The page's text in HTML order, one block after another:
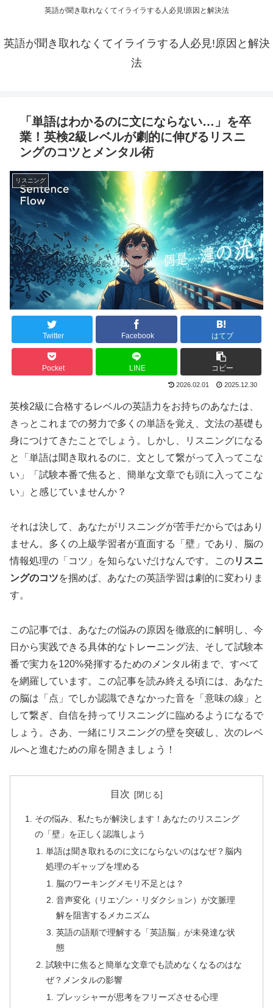
英語が聞き取れなくてイライラする人必見!原因と解決法
英語が聞き取れなくてイライラする人必見!原因と解決
法
「単語はわかるのに文にならない…」を卒
業！英検2級レベルが劇的に伸びるリスニ
ングのコツとメンタル術
リスニング
Twitter Facebook はてブ
Pocket LINE コピー
2026.02.01 2025.12.30
英検2級に合格するレベルの英語力をお持ちのあなたは、
きっとこれまでの努力で多くの単語を覚え、文法の基礎も
身につけてきたことでしょう。しかし、リスニングになる
と「単語は聞き取れるのに、文として繋がって入ってこな
い」「試験本番で焦ると、簡単な文章でも頭に入ってこな
い」と感じていませんか？
それは決して、あなたがリスニングが苦手だからではあり
ません。多くの上級学習者が直面する「壁」であり、脳の
情報処理の「コツ」を知らないだけなんです。このリスニ
ングのコツを掴めば、あなたの英語学習は劇的に変わりま
す。
この記事では、あなたの悩みの原因を徹底的に解明し、今
日から実践できる具体的なトレーニング法、そして試験本
番で実力を120%発揮するためのメンタル術まで、すべて
を網羅しています。この記事を読み終える頃には、あなた
の脳は「点」でしか認識できなかった音を「意味の線」と
して繋ぎ、自信を持ってリスニングに臨めるようになるで
しょう。さあ、一緒にリスニングの壁を突破し、次のレベ
ルへと進むための扉を開きましょう！
目次
その悩み、私たちが解決します！あなたのリスニング
の「壁」を正しく認識しよう
単語は聞き取れるのに文にならないのはなぜ？脳内
処理のギャップを埋める
脳のワーキングメモリ不足とは？
音声変化（リエゾン・リダクション）が文脈理
解を阻害するメカニズム
英語の語順で理解する「英語脳」が未発達な状
態
試験中に焦ると簡単な文章でも読めなくなるのはな
ぜ？メンタルの影響
プレッシャーが思考をフリーズさせる心理